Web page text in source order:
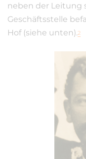
neben der Leitung
Geschäftsstelle
Hof (siehe unten).2